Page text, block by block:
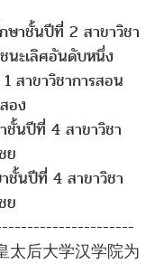
ษาชั้นปีที่ 2 สาขาวิชา
นะเลิศอันดับหนึ่ง
สาขาวิชาการสอน
อง
ชั้นปีที่ 4 สาขาวิชา
ย
ชั้นปีที่ 4 สาขาวิชา
ย
大学汉学院为